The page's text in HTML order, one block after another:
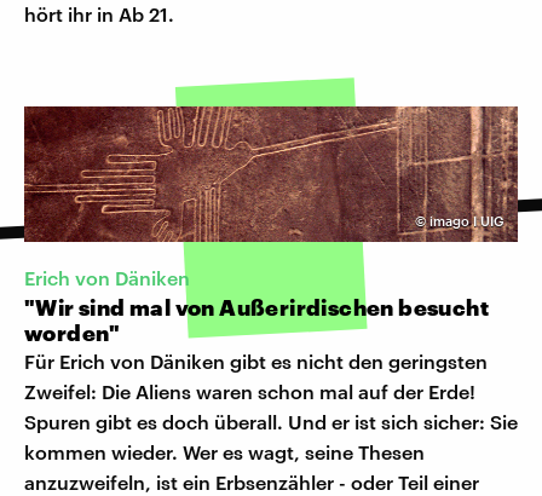
hört ihr in Ab 21.
©imago I UIG
Erich von Däniken
"Wir sind mal von Außerirdischen besucht
worden"
Für Erich von Däniken gibt es nicht den geringsten
Zweifel: Die Aliens waren schon mal auf der Erde!
Spuren gibt es doch überall. Und er ist sich sicher: Sie
kommen wieder. Wer es wagt, seine Thesen
anzuzweifeln, ist ein Erbsenzähler - oder Teil einer